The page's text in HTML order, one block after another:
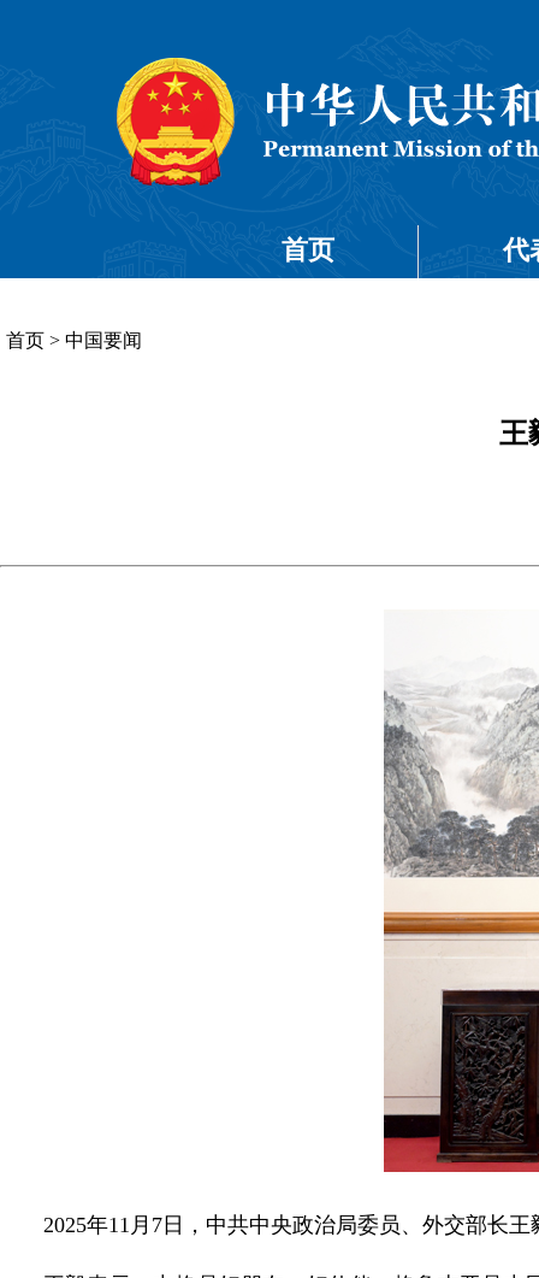
首页 代
首页 > 中国要闻
王
2025年11月7日，中共中央政治局委员、外交部长